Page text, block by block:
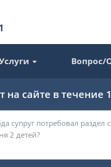
Вопрос/
на сайте в течение